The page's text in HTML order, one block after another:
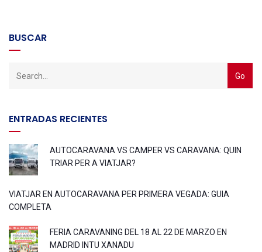
BUSCAR
ENTRADAS RECIENTES
AUTOCARAVANA VS CAMPER VS CARAVANA: QUIN
TRIAR PER A VIATJAR?
VIATJAR EN AUTOCARAVANA PER PRIMERA VEGADA: GUIA
COMPLETA
FERIA CARAVANING DEL 18 AL 22 DE MARZO EN
MADRID INTU XANADU